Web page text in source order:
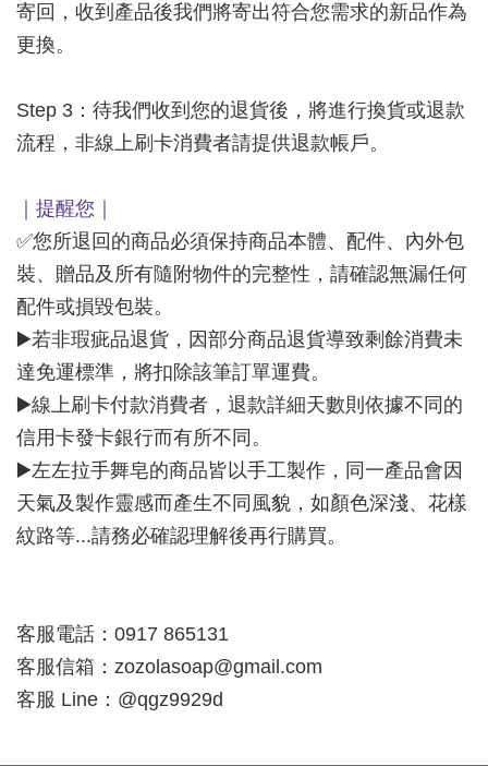
寄回，收到產品後我們將寄出符合您需求的新品作為
更換。
Step 3：待我們收到您的退貨後，將進行換貨或退款
流程，非線上刷卡消費者請提供退款帳戶。
｜提醒您｜
✅您所退回的商品必須保持商品本體、配件、內外包
裝、贈品及所有隨附物件的完整性，請確認無漏任何
配件或損毀包裝。
▶️若非瑕疵品退貨，因部分商品退貨導致剩餘消費未
達免運標準，將扣除該筆訂單運費。
▶️線上刷卡付款消費者，退款詳細天數則依據不同的
信用卡發卡銀行而有所不同。
▶️左左拉手舞皂的商品皆以手工製作，同一產品會因
天氣及製作靈感而產生不同風貌，如顏色深淺、花樣
紋路等...請務必確認理解後再行購買。
客服電話：0917 865131
客服信箱：zozolasoap@gmail.com
客服 Line：@qgz9929d